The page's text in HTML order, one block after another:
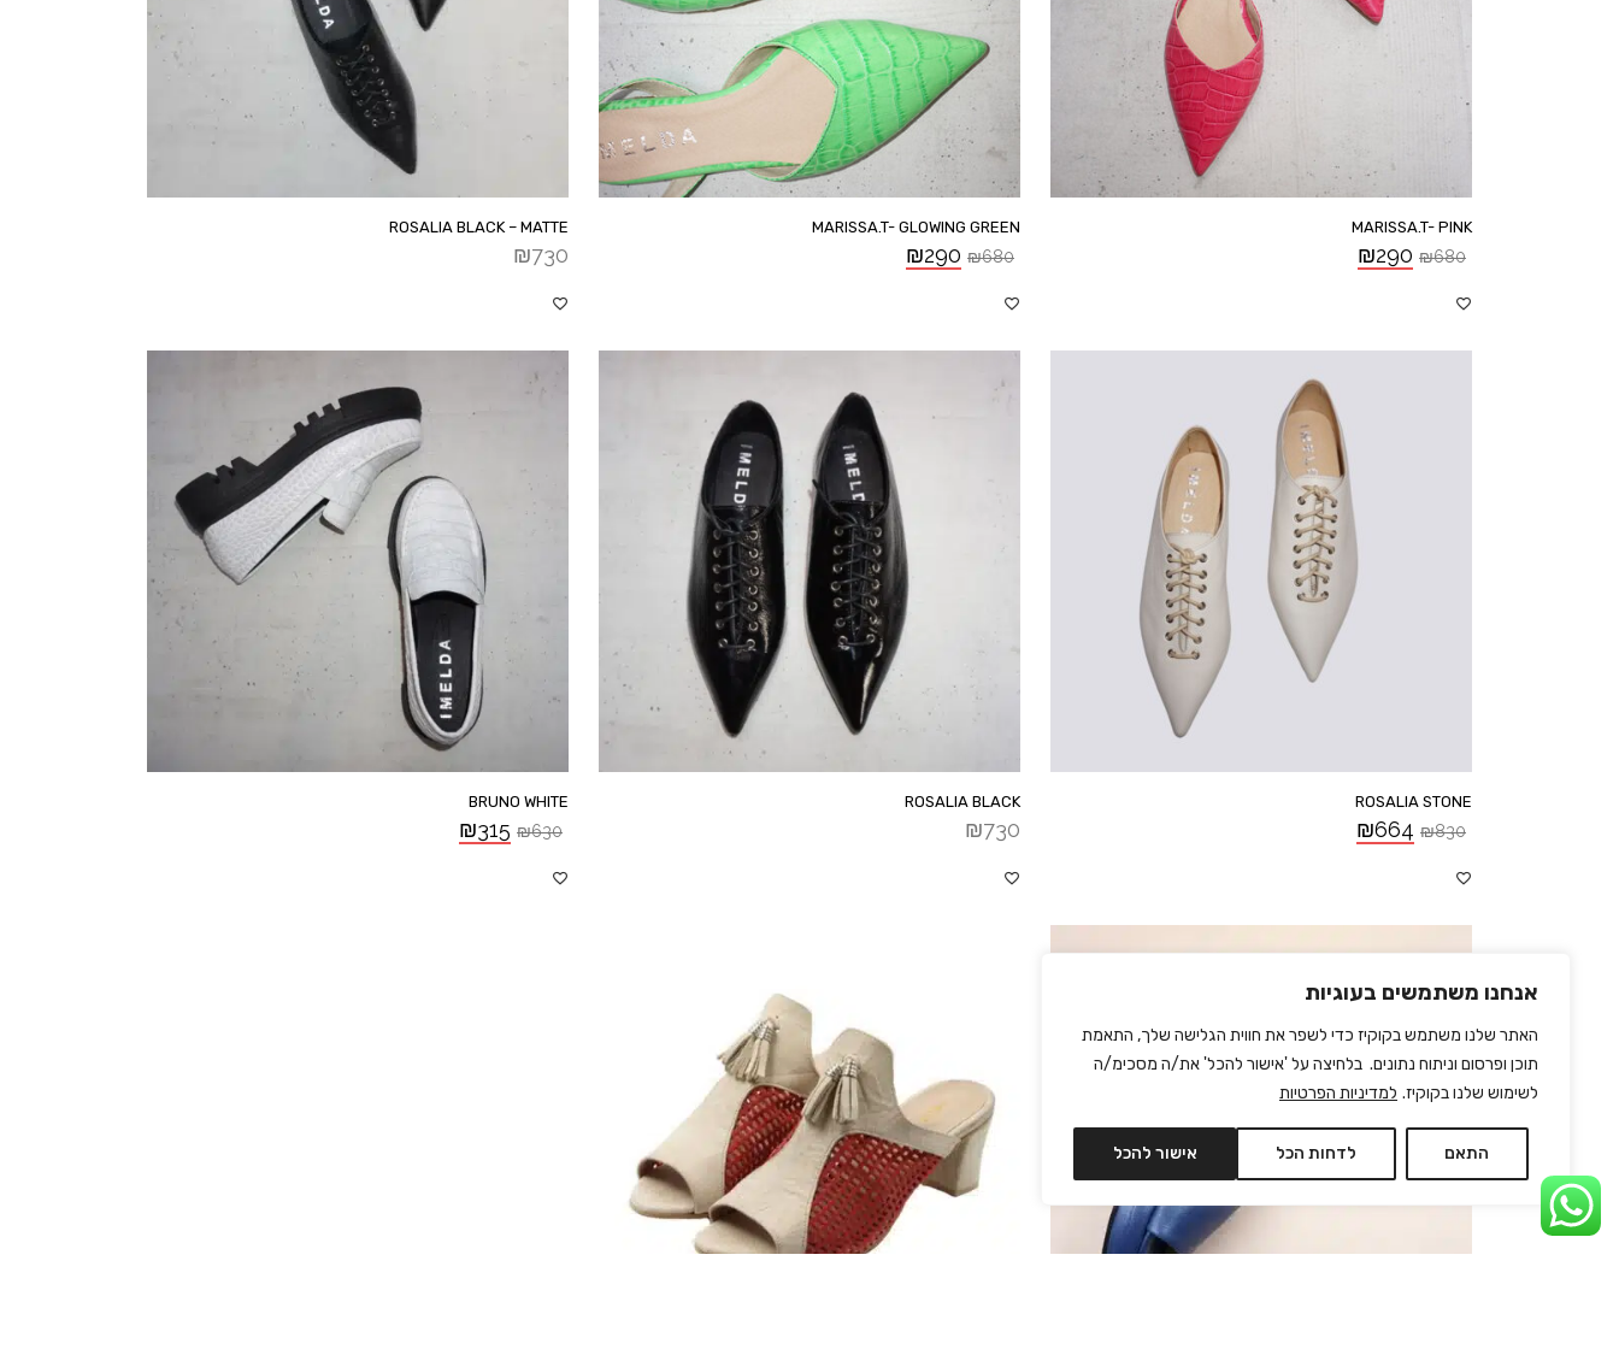
אנחנו משתמשים בעוגיות
האתר שלנו משתמש בקוקיז כדי לשפר את חווית הגלישה שלך, התאמת
תוכן ופרסום וניתוח נתונים. בלחיצה על 'אישור להכל' את/ה מסכימ/ה
לשימוש שלנו בקוקיז. למדיניות הפרטיות
התאם לדחות הכל אישור להכל
MARISSA.T- PINK
₪680
₪290
MARISSA.T- GLOWING GREEN
₪680
₪290
ROSALIA BLACK – MATTE
₪730
ROSALIA STONE
₪830
₪664
ROSALIA BLACK
₪730
BRUNO WHITE
₪630
₪315